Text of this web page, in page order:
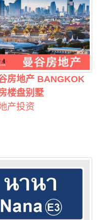
房地产 BANGKOK
楼盘别墅
产投资